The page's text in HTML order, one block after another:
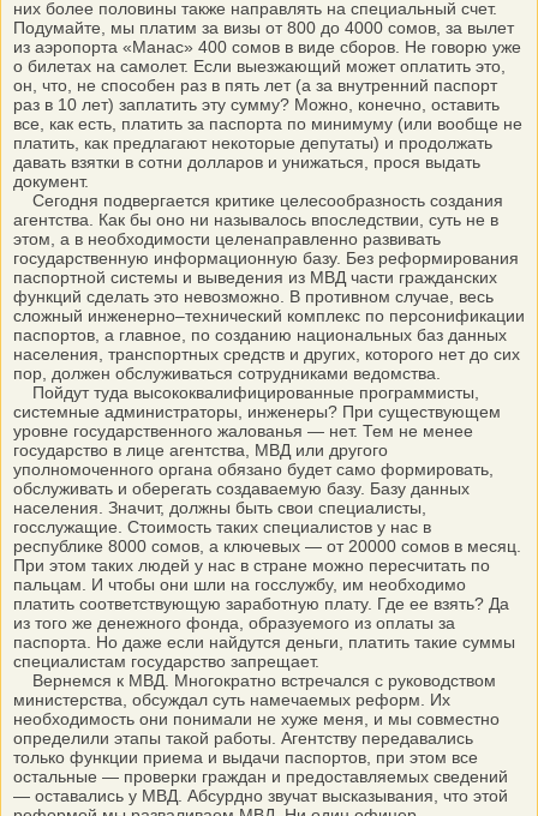
них более половины также направлять на специальный счет.
Подумайте, мы платим за визы от 800 до 4000 сомов, за вылет
из аэропорта «Манас» 400 сомов в виде сборов. Не говорю уже
о билетах на самолет. Если выезжающий может оплатить это,
он, что, не способен раз в пять лет (а за внутренний паспорт
раз в 10 лет) заплатить эту сумму? Можно, конечно, оставить
все, как есть, платить за паспорта по минимуму (или вообще не
платить, как предлагают некоторые депутаты) и продолжать
давать взятки в сотни долларов и унижаться, прося выдать
документ.
Сегодня подвергается критике целесообразность создания
агентства. Как бы оно ни называлось впоследствии, суть не в
этом, а в необходимости целенаправленно развивать
государственную информационную базу. Без реформирования
паспортной системы и выведения из МВД части гражданских
функций сделать это невозможно. В противном случае, весь
сложный инженерно–технический комплекс по персонификации
паспортов, а главное, по созданию национальных баз данных
населения, транспортных средств и других, которого нет до сих
пор, должен обслуживаться сотрудниками ведомства.
Пойдут туда высококвалифицированные программисты,
системные администраторы, инженеры? При существующем
уровне государственного жалованья — нет. Тем не менее
государство в лице агентства, МВД или другого
уполномоченного органа обязано будет само формировать,
обслуживать и оберегать создаваемую базу. Базу данных
населения. Значит, должны быть свои специалисты,
госслужащие. Стоимость таких специалистов у нас в
республике 8000 сомов, а ключевых — от 20000 сомов в месяц.
При этом таких людей у нас в стране можно пересчитать по
пальцам. И чтобы они шли на госслужбу, им необходимо
платить соответствующую заработную плату. Где ее взять? Да
из того же денежного фонда, образуемого из оплаты за
паспорта. Но даже если найдутся деньги, платить такие суммы
специалистам государство запрещает.
Вернемся к МВД. Многократно встречался с руководством
министерства, обсуждал суть намечаемых реформ. Их
необходимость они понимали не хуже меня, и мы совместно
определили этапы такой работы. Агентству передавались
только функции приема и выдачи паспортов, при этом все
остальные — проверки граждан и предоставляемых сведений
— оставались у МВД. Абсурдно звучат высказывания, что этой